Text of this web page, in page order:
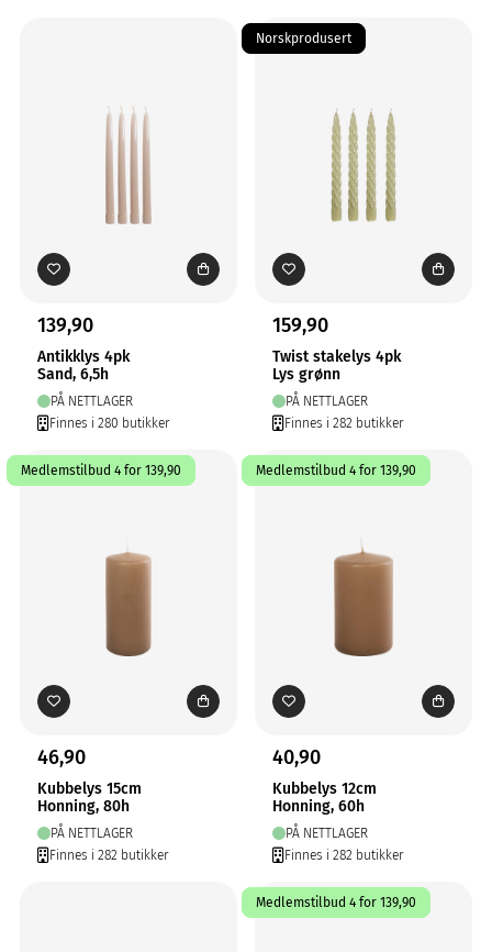
139,90
Antikklys 4pk
Sand, 6,5h
PÅ NETTLAGER
Finnes i 280 butikker
Norskprodusert
159,90
Twist stakelys 4pk
Lys grønn
PÅ NETTLAGER
Finnes i 282 butikker
Medlemstilbud 4 for 139,90
46,90
Kubbelys 15cm
Honning, 80h
PÅ NETTLAGER
Finnes i 282 butikker
Medlemstilbud 4 for 139,90
40,90
Kubbelys 12cm
Honning, 60h
PÅ NETTLAGER
Finnes i 282 butikker
Medlemstilbud 4 for 139,90